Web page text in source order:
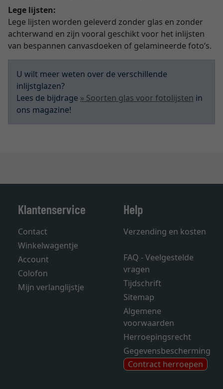
Lege lijsten:
Lege lijsten worden geleverd zonder glas en zonder
achterwand en zijn vooral geschikt voor het inlijsten
van bespannen canvasdoeken of gelamineerde foto’s.
U wilt meer weten over de verschillende
inlijstglazen?
Lees de bijdrage » Soorten glas voor fotolijsten in
ons magazine!
Klantenservice
Contact
Winkelwagentje
Account
Colofon
Mijn verlanglijstje
Help
Verzending en kosten
FAQ - Veelgestelde
vragen
Tijdschrift
Sitemap
Algemene
voorwaarden
Herroepingsrecht
Gegevensbescherming
Contract herroepen